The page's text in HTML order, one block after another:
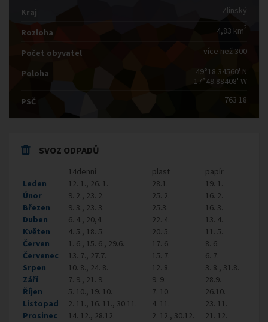
Kraj Zlínský
Rozloha 4,83 km2
Počet obyvatel více než 300
Poloha
49°18.34560' N
17°49.88408' W
PSČ
763 18
SVOZ ODPADŮ
14denní plast
papír
Leden
12. 1., 26. 1. 28.1.
19. 1.
Únor
9. 2., 23. 2. 25. 2.
16. 2.
Březen
9. 3., 23. 3. 25.3.
16. 3.
Duben
6. 4., 20,4. 22. 4.
13. 4.
Květen
4. 5., 18. 5. 20. 5.
11. 5.
Červen
1. 6., 15. 6., 29.6. 17. 6.
8. 6.
Červenec
13. 7., 27.7. 15. 7.
6. 7.
Srpen
10. 8., 24. 8. 12. 8.
3. 8., 31.8.
Září
7. 9., 21. 9. 9. 9.
28.9.
Říjen
5. 10., 19. 10. 7. 10.
26.10.
Listopad
2. 11., 16. 11., 30.11. 4. 11.
23. 11.
Prosinec
14. 12., 28.12. 2. 12., 30.12. 21. 12.